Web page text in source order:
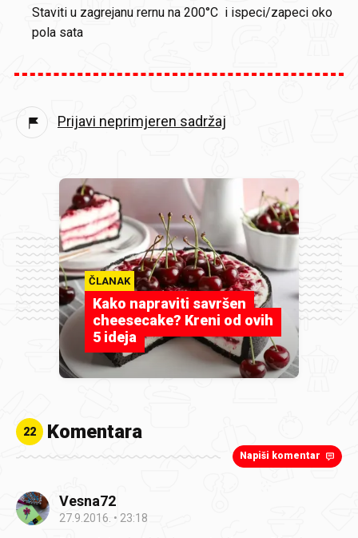
Staviti u zagrejanu rernu na 200°C i ispeci/zapeci oko
pola sata
Prijavi neprimjeren sadržaj
ČLANAK
Kako napraviti savršen
cheesecake? Kreni od ovih
5 ideja
22 Komentara
Napiši komentar
Vesna72
27.9.2016. 23:18